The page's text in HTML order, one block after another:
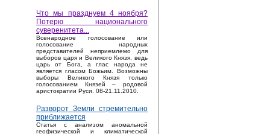
Что мы празднуем 4 ноября?
Потерю национального
суверенитета...
Bсенародное голосование или
голосование народных
представителей неприемлемо для
выборов царя и Великого Князя, ведь
царь от Бога, а глас народа не
является гласом Божьим. Возможны
выборы Великого Князя только
голосованием Князей – родовой
аристократии Руси. 08-21.11.2010.
Разворот Земли стремительно
приближается
Статья с анализом аномальной
геофизической и климатической